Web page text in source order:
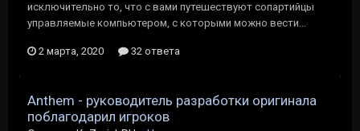
исключительно то, что с вами путешествуют сопартийцы
управляемые компьютером, с которыми можно вести...
2 марта, 2020 32 ответа
Anthem - руководитель разработки оригинала
поблагодарил игроков